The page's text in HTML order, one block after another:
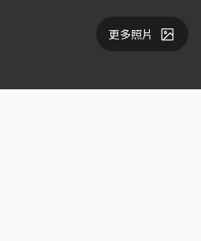
子。 對於音樂錄影帶、長片和
茄子蛋的<割愛你一擺>時，我
能身歷其境，而我也期許自己成
更多照片